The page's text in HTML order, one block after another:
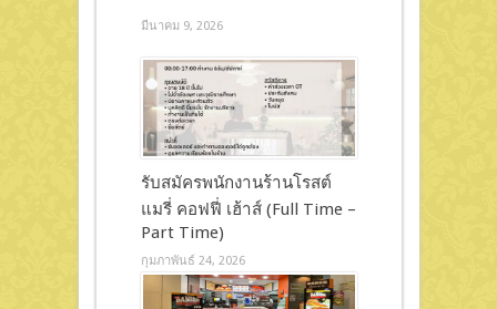
มีนาคม 9, 2026
รับสมัครพนักงานร้านโรสต์
แมรี่ คอฟฟี่ เฮ้าส์ (Full Time –
Part Time)
กุมภาพันธ์ 24, 2026